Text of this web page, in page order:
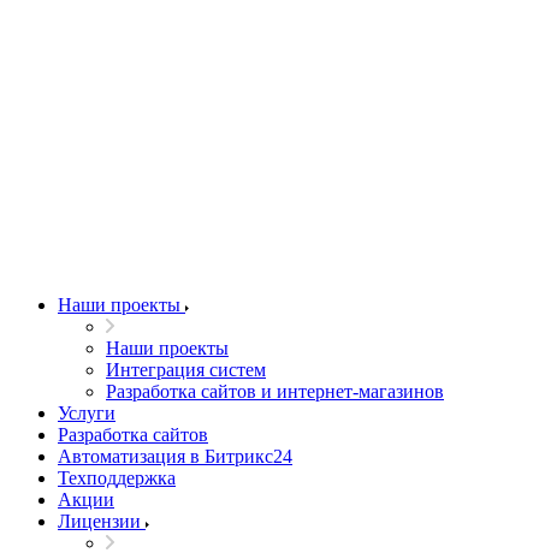
Наши проекты
Наши проекты
Интеграция систем
Разработка сайтов и интернет-магазинов
Услуги
Разработка сайтов
Автоматизация в Битрикс24
Техподдержка
Акции
Лицензии